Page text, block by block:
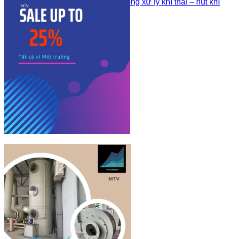
Quạt ly tâm nhựa PP trong xử lý khí thải – hút khí
buồng hóa chất
Sản phẩm khác
Công Trình Đã Thi Công
Tư Vấn – Kiến Thức Về Nhựa
Liên hệ
Sign Up
Join